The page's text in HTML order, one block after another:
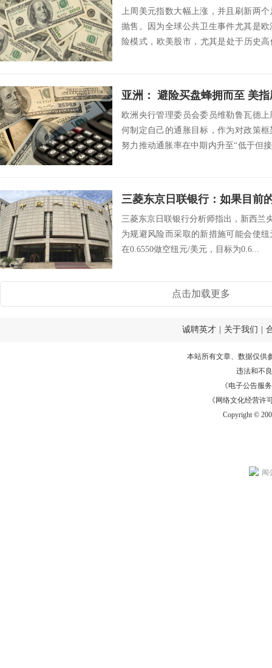
上周美元指数大幅上涨，并且刷新两
抛售。因为全球公共卫生事件尤其是
险模式，欧美股市，尤其是处于历史
亚洲： 避险买盘蜂拥而至 美
欧洲央行管理委员会委员维勒鲁瓦德
何制定自己的通胀目标，作为对政策
努力推动通胀率在中期内升至“低于但
三菱东京日联银行分析师指出，新西兰
为规避风险而采取的新措施可能会使
在0.6550做空纽元/美元，目标为0.6...
点击加载更多
诚聘英才 关于我们
本站所有文章、数据仅供
违法和不
《电子公告服务
《网络文化经营许
Copyright ©
闽